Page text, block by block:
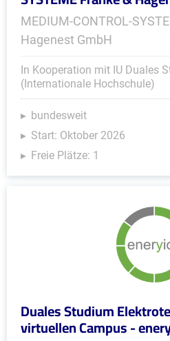
MEDIUM-CONTROL-
Hagenest GmbH
In Kooperation mit IU Duales
(Internationale Hochschule)
bundesweit
Start: Oktober 2026
Freie Plätze: 1
Duales Studium
virtuellen Campus -